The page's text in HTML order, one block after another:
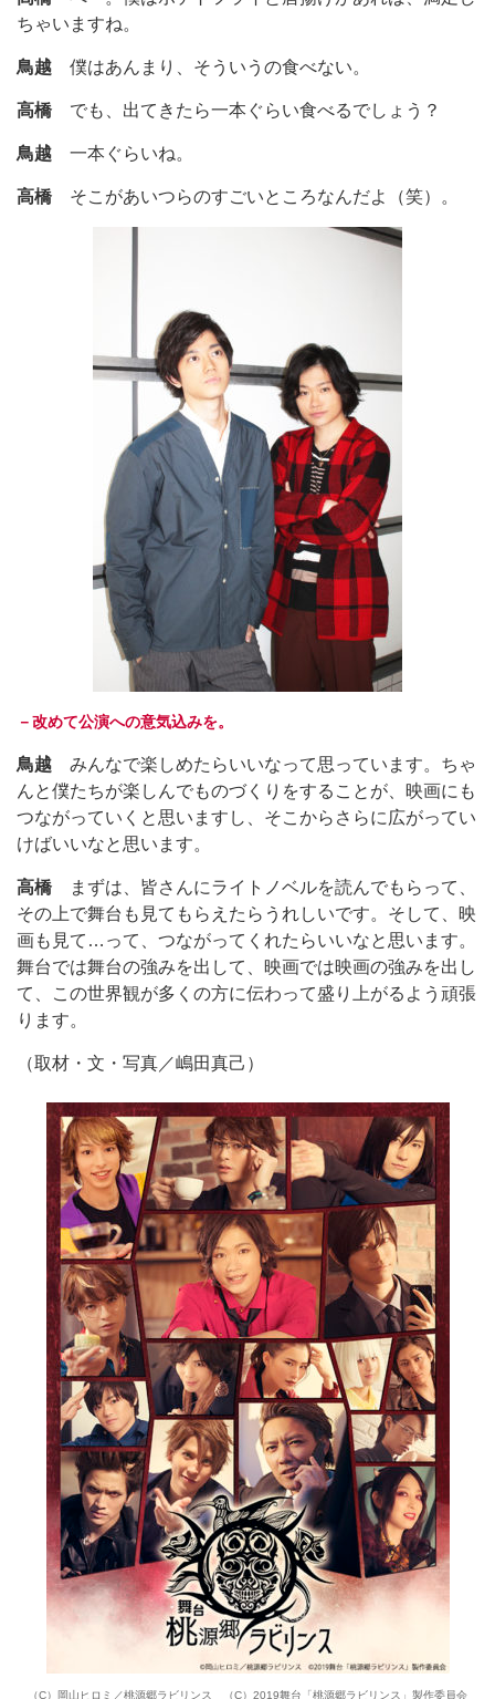
ちゃいますね。
鳥越 僕はあんまり、そういうの食べない。
高橋 でも、出てきたら一本ぐらい食べるでしょう？
鳥越 一本ぐらいね。
高橋 そこがあいつらのすごいところなんだよ（笑）。
－改めて公演への意気込みを。
鳥越 みんなで楽しめたらいいなって思っています。ちゃ
んと僕たちが楽しんでものづくりをすることが、映画にも
つながっていくと思いますし、そこからさらに広がってい
けばいいなと思います。
高橋 まずは、皆さんにライトノベルを読んでもらって、
その上で舞台も見てもらえたらうれしいです。そして、映
画も見て…って、つながってくれたらいいなと思います。
舞台では舞台の強みを出して、映画では映画の強みを出し
て、この世界観が多くの方に伝わって盛り上がるよう頑張
ります。
（取材・文・写真／嶋田真己）
（C）岡山ヒロミ／桃源郷ラビリンス （C）2019舞台「桃源郷ラビリンス」製作委員会